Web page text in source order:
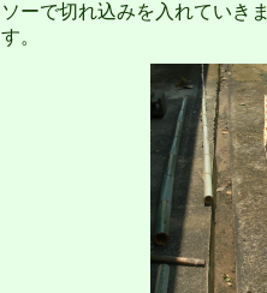
ソーで切れ込みを入れていきま
す。